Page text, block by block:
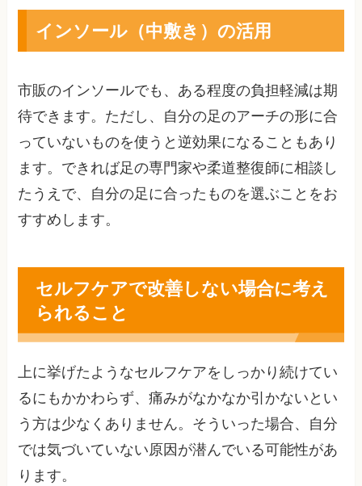
インソール（中敷き）の活用
市販のインソールでも、ある程度の負担軽減は期
待できます。ただし、自分の足のアーチの形に合
っていないものを使うと逆効果になることもあり
ます。できれば足の専門家や柔道整復師に相談し
たうえで、自分の足に合ったものを選ぶことをお
すすめします。
セルフケアで改善しない場合に考え
られること
上に挙げたようなセルフケアをしっかり続けてい
るにもかかわらず、痛みがなかなか引かないとい
う方は少なくありません。そういった場合、自分
では気づいていない原因が潜んでいる可能性があ
ります。